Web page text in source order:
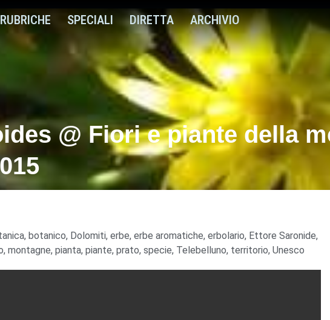
RUBRICHE SPECIALI DIRETTA ARCHIVIO
@ Fiori e piante della
, botanico, Dolomiti, erbe, erbe aromatiche, erbolario, Ettore Saronide,
, montagne, pianta, piante, prato, specie, Telebelluno, territorio, Unesco